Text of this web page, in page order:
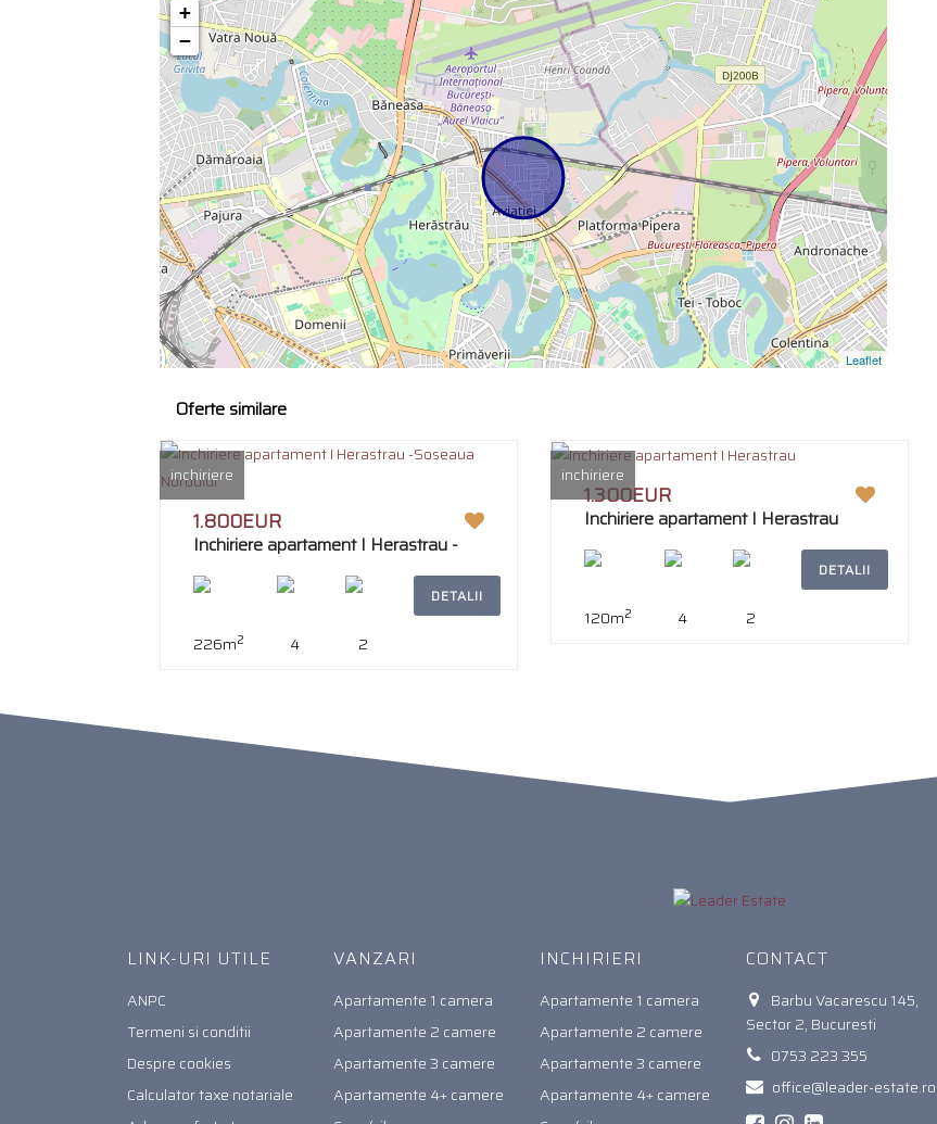
+
−
Leaflet
Oferte similare
inchiriere
1.800EUR
Inchiriere apartament I Herastrau -
Soseaua Nordului
226m2 4 2
DETALII
inchiriere
1.300EUR
Inchiriere apartament I Herastrau
120m2 4 2
DETALII
LINK-URI UTILE
ANPC
Termeni si conditii
Despre cookies
Calculator taxe notariale
VANZARI
Apartamente 1 camera
Apartamente 2 camere
Apartamente 3 camere
Apartamente 4+ camere
INCHIRIERI
Apartamente 1 camera
Apartamente 2 camere
Apartamente 3 camere
Apartamente 4+ camere
CONTACT
Barbu Vacarescu 145,
Sector 2, Bucuresti
0753 223 355
office@leader-estate.ro